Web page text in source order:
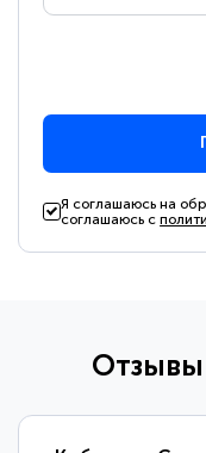
Я соглашаюсь на
соглашаюсь с